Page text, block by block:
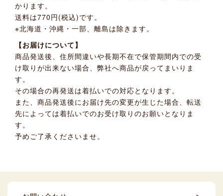
かります。
送料は770円(税込)です。
※北海道・沖縄・一部、離島は除きます。
【お届けについて】
商品発送後、住所間違いや長期不在で保管期間内での受
け取りが出来ない場合、弊社へ商品が戻ってまいりま
す。
その場合の再発送は着払いでの対応となります。
また、商品発送後にお届け先の変更が生じた場合、転送
先によっては着払いでのお受け取りのお願いとなりま
す。
予めご了承くださいませ。